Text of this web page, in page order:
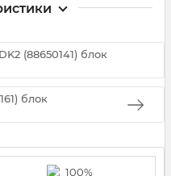
(88650141) блок
блок